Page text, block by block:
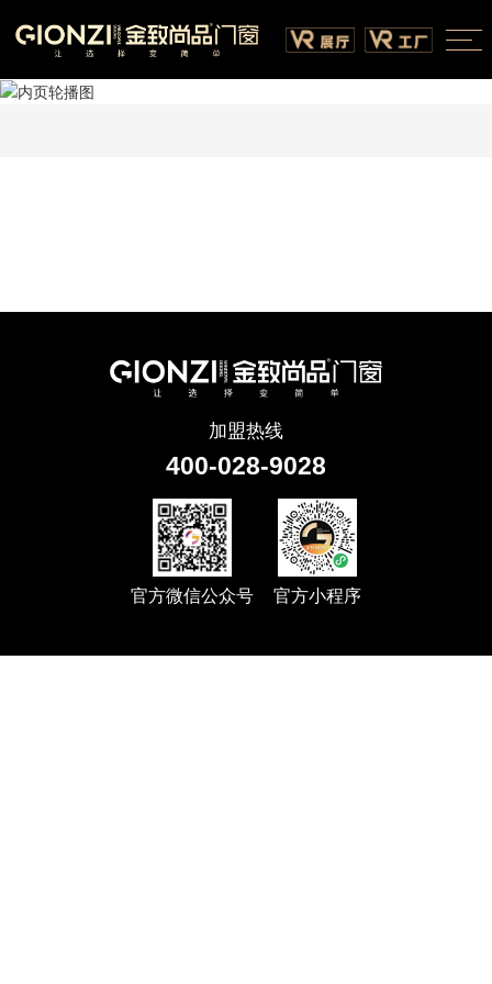
加盟热线
400-028-9028
官方微信公众号 官方小程序